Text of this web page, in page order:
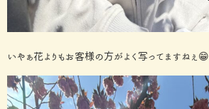
いやぁ花よりもお客様の方がよく写ってますねぇ😁